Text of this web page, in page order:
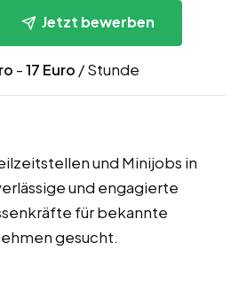
Jetzt bewerben
-17 Euro / Stunde
und Minijobs in
und engagierte
für bekannte
gesucht.